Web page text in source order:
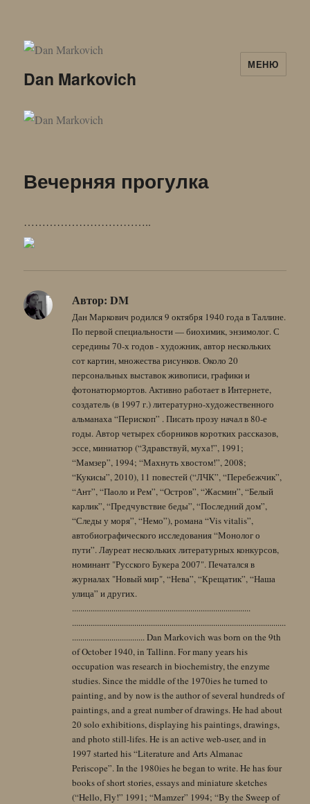
Dan Markovich
МЕНЮ
Вечерняя прогулка
……………………………..
Автор: DM
Дан Маркович родился 9 октября 1940 года в Таллине.
По первой специальности — биохимик, энзимолог. С
середины 70-х годов - художник, автор нескольких
сот картин, множества рисунков. Около 20
персональных выставок живописи, графики и
фотонатюрмортов. Активно работает в Интернете,
создатель (в 1997 г.) литературно-художественного
альманаха “Перископ” . Писать прозу начал в 80-е
годы. Автор четырех сборников коротких рассказов,
эссе, миниатюр (“Здравствуй, муха!”, 1991;
“Мамзер”, 1994; “Махнуть хвостом!”, 2008;
“Кукисы”, 2010), 11 повестей (“ЛЧК”, “Перебежчик”,
“Ант”, “Паоло и Рем”, “Остров”, “Жасмин”, “Белый
карлик”, “Предчувствие беды”, “Последний дом”,
“Следы у моря”, “Немо”), романа “Vis vitalis”,
автобиографического исследования “Монолог о
пути”. Лауреат нескольких литературных конкурсов,
номинант "Русского Букера 2007". Печатался в
журналах "Новый мир", “Нева”, “Крещатик”, “Наша
улица” и других.
......................................................................................
.......................................................................................................
................................... Dan Markovich was born on the 9th
of October 1940, in Tallinn. For many years his
occupation was research in biochemistry, the enzyme
studies. Since the middle of the 1970ies he turned to
painting, and by now is the author of several hundreds of
paintings, and a great number of drawings. He had about
20 solo exhibitions, displaying his paintings, drawings,
and photo still-lifes. He is an active web-user, and in
1997 started his “Literature and Arts Almanac
Periscope”. In the 1980ies he began to write. He has four
books of short stories, essays and miniature sketches
(“Hello, Fly!” 1991; “Mamzer” 1994; “By the Sweep of